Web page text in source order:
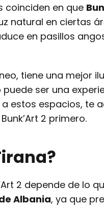
coinciden en que
natural en ciertas
en pasillos
tiene una mejor
ser una
estos espacios, te
2 primero.
2 depende de lo
Albania, ya que